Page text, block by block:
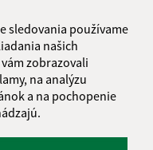
sledovania používame
našich
zobrazovali
na analýzu
a na pochopenie
Teplica.
dizajn manuálom